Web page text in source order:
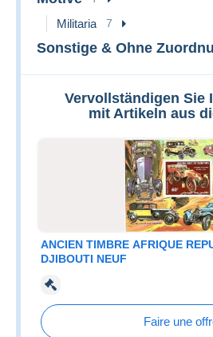
Militaria 7
Sonstige & Ohne
Vervollständigen Sie
mit Artikeln aus
ANCIEN TIMBRE AFRIQUE
DJIBOUTI NEUF
Faire une